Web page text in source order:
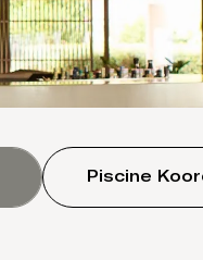
Piscine